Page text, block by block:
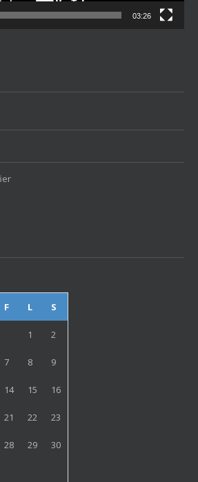
03:26
F L S
1 2
7 8 9
14 15 16
21 22 23
28 29 30